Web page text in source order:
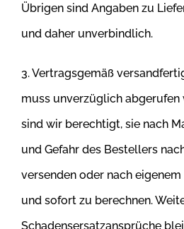
Übrigen sind Angaben zu
und daher unverbindlich.
3. Vertragsgemäß
muss unverzüglich abgerufen
sind wir berechtigt, sie nach
und Gefahr des Bestellers
versenden oder nach
und sofort zu berechnen.
Schadensersatzansprüche